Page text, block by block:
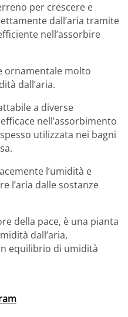
per crescere e
dall’aria tramite
nell’assorbire
ornamentale molto
dall’aria.
a diverse
nell’assorbimento
utilizzata nei bagni
l’umidità e
l’aria dalle sostanze
della pace, è una pianta
dall’aria,
equilibrio di umidità